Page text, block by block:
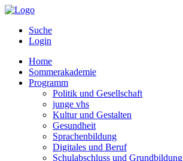
Suche
Login
Home
Sommerakademie
Programm
Politik und Gesellschaft
junge vhs
Kultur und Gestalten
Gesundheit
Sprachenbildung
Digitales und Beruf
Schulabschluss und Grundbildung